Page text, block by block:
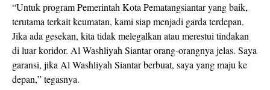
“Untuk program Pemerintah Kota Pematangsiantar yang baik,
terutama terkait keumatan, kami siap menjadi garda terdepan.
Jika ada gesekan, kita tidak melegalkan atau merestui tindakan
di luar koridor. Al Washliyah Siantar orang-orangnya jelas. Saya
garansi, jika Al Washliyah Siantar berbuat, saya yang maju ke
depan,” tegasnya.